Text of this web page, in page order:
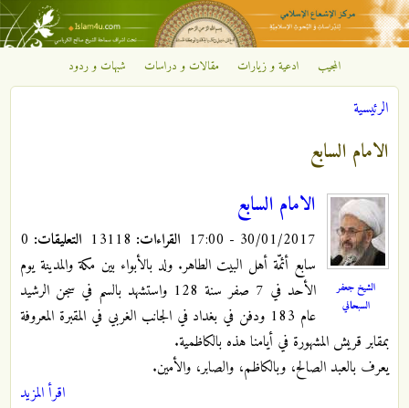
تجاوز إلى المحتوى الرئيسي
مركز
الإشعاع
الإسلامي
المجيب ادعية و زيارات مقالات و دراسات شبهات و ردود
أنت هنا
الرئيسية
الامام السابع
الشيخ جعفر
السبحاني
الامام السابع
30/01/2017 - 17:00 القراءات: التعليقات:
سابع أئمّة أهل البيت الطاهر. ولد بالأبواء بين مكة والمدينة يوم
الأحد في 7 صفر سنة 128 واستشهد بالسم في سجن الرشيد
عام 183 ودفن في بغداد في الجانب الغربي في المقبرة المعروفة
بمقابر قريش المشهورة في أيامنا هذه بالكاظمية.
يعرف بالعبد الصالح، وبالكاظم، والصابر، والأمين.
اقرأ المزيد